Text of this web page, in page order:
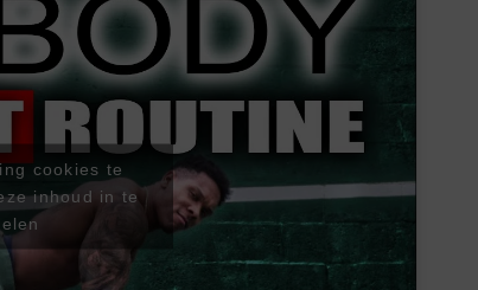
cookies te
inhoud in te